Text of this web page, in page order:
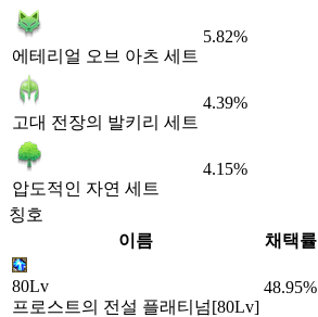
에테리얼 오브 아츠 세트
5.82%
고대 전장의 발키리 세트
4.39%
압도적인 자연 세트
4.15%
칭호
이름
채택률
80Lv
프로스트의 전설 플래티넘[80Lv]
48.95%